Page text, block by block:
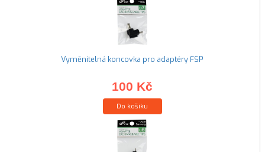
Vyměnitelná koncovka pro adaptéry FSP
100 Kč
Do košíku